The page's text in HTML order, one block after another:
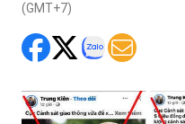
(GMT+7)